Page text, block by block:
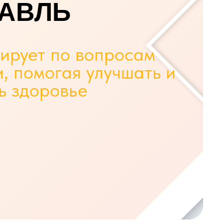
по вопросам
помогая улучшать и
здоровье